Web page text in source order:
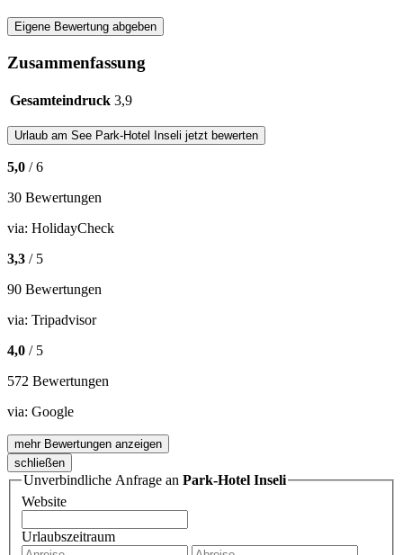
Eigene Bewertung abgeben
Zusammenfassung
Gesamteindruck 3,9
Urlaub am See Park-Hotel Inseli jetzt bewerten
5,0 / 6
30 Bewertungen
via: HolidayCheck
3,3 / 5
90 Bewertungen
via: Tripadvisor
4,0 / 5
572 Bewertungen
via: Google
mehr Bewertungen anzeigen
schließen
Unverbindliche Anfrage an Park-Hotel Inseli
Website
Urlaubszeitraum